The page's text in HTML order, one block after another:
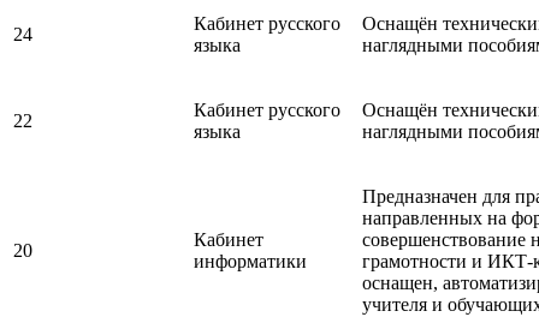
24
Кабинет русского
языка
Оснащён
наглядными
22
Кабинет русского
языка
Оснащён
наглядными
20
Кабинет
информатики
Предназначен для
направленных на
совершенствование
грамотности и ИКТ-
оснащен,
учителя и